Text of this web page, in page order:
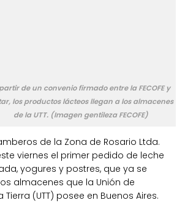
de un convenio firmado entre la FECOFE y
los productos lácteos llegan a los almacenes
de la UTT. (Imagen gentileza FECOFE)
de la Zona de Rosario Ltda.
viernes el primer pedido de leche
yogures y postres, que ya se
almacenes que la Unión de
(UTT) posee en Buenos Aires.